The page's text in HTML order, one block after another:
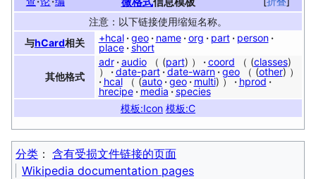
注意：以下链接使用缩短名称。
与hCard相关 +hcal geo name org part
person
place
short
其他格式
adr audio part coord
classes
date-part date-warn geo
other
hcal
auto geo multi
hprod
hrecipe
media
species
模板:Icon 模板:C
分类 ：​ 含有受损文件链接的页面
Wikipedia documentation pages